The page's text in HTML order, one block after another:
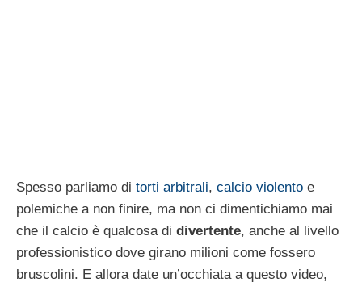
Spesso parliamo di torti arbitrali, calcio violento e
polemiche a non finire, ma non ci dimentichiamo mai
che il calcio è qualcosa di divertente, anche al livello
professionistico dove girano milioni come fossero
bruscolini. E allora date un’occhiata a questo video,